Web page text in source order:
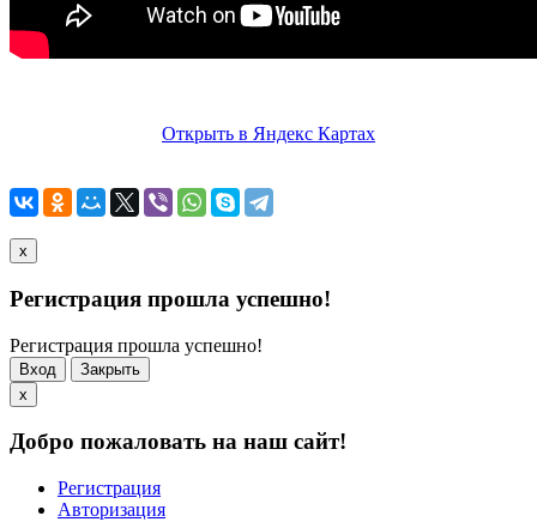
Открыть в Яндекс Картах
x
Регистрация прошла успешно!
Регистрация прошла успешно!
Вход
Закрыть
x
Добро пожаловать на наш сайт!
Регистрация
Авторизация